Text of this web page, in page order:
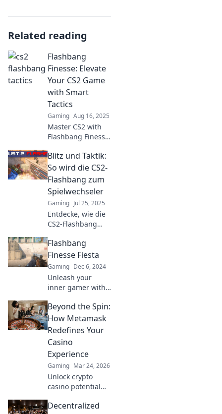
Related reading
Flashbang
Finesse: Elevate
Your CS2 Game
with Smart
Tactics
Gaming Aug 16, 2025
Master CS2 with
Flashbang Finesse!
tactics to outsmart
your opponents
and elevate your
game to the next
level!
Blitz und Taktik:
So wird die CS2-
Flashbang zum
Spielwechseler
Gaming Jul 25, 2025
Entdecke, wie die
CS2-Flashbang
revolutioniert! Blitz
und Taktik für den
ultimativen Vorteil
im Wettkampf.
Flashbang
Finesse Fiesta
Gaming Dec 6, 2024
Unleash your
inner gamer with
on mastering
flashbang finesse!
Join the fiesta of
tactics and elevate
your gameplay
today!
Beyond the Spin:
How Metamask
Redefines Your
Casino
Experience
Gaming Mar 24, 2026
Unlock crypto
casino potential
Secure, seamless
Decentralized